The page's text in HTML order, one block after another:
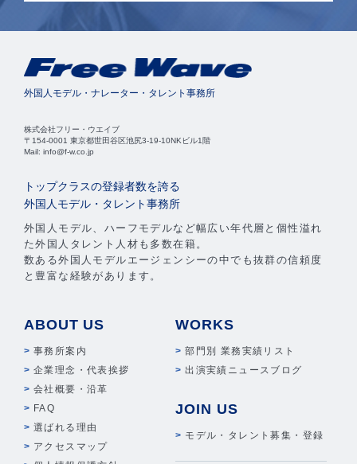
外国人モデル・ナレーター・タレント事務所
株式会社フリー・ウエイブ
〒154-0001 東京都世田谷区池尻3-19-10NKビル1階
Mail: info@f-w.co.jp
トップクラスの登録者数を誇る
外国人モデル・タレント事務所
外国人モデル、ハーフモデルなど幅広い年代層と個性溢れ
た外国人タレント人材も多数在籍。
数ある外国人モデルエージェンシーの中でも抜群の信頼度
と豊富な経験があります。
ABOUT US
事務所案内
企業理念・代表挨拶
会社概要・沿革
FAQ
選ばれる理由
アクセスマップ
WORKS
部門別 業務実績リスト
出演実績ニュースブログ
JOIN US
モデル・タレント募集・登録